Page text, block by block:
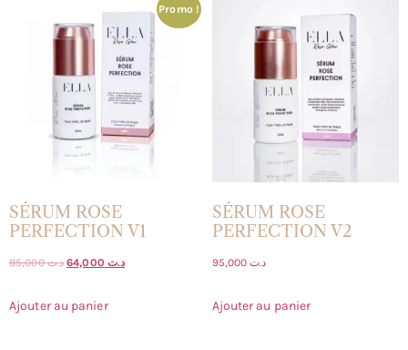
Promo !
SÉRUM ROSE
PERFECTION V1
د.ت85,000 د.ت
Ajouter au panier
SÉRUM ROSE
PERFECTION V2
د.ت95,000
Ajouter au panier